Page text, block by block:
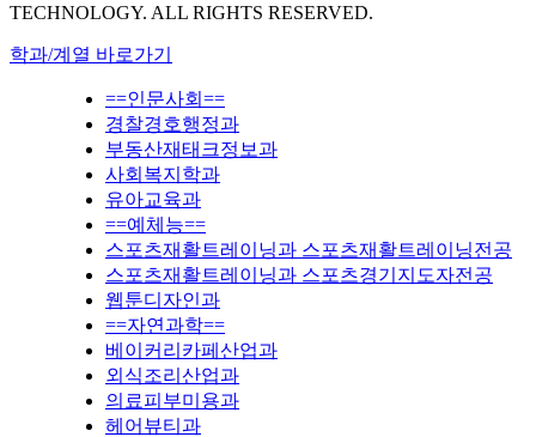
TECHNOLOGY. ALL RIGHTS RESERVED.
학과/계열 바로가기
==인문사회==
경찰경호행정과
부동산재태크정보과
사회복지학과
유아교육과
==예체능==
스포츠재활트레이닝과 스포츠재활트레이닝전공
스포츠재활트레이닝과 스포츠경기지도자전공
웹툰디자인과
==자연과학==
베이커리카페산업과
외식조리산업과
의료피부미용과
헤어뷰티과